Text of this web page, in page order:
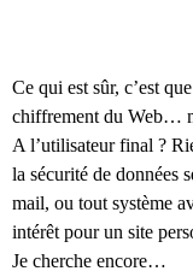
Ce qui est sûr, c’est
chiffrement du Web…
A l’utilisateur final ?
la sécurité de données
mail, ou tout système
intérêt pour un site
Je cherche encore…